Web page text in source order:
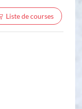
Liste de courses